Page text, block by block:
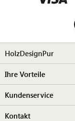
HolzDesignPur
Ihre Vorteile
Kundenservice
Kontakt